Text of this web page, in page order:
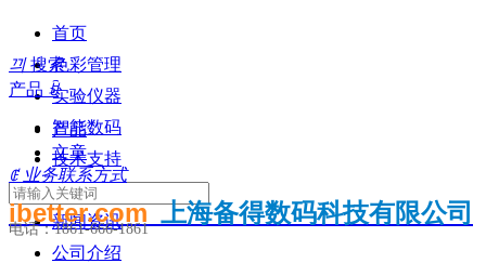
首页
色彩管理
实验仪器
智能数码
技术支持
知识分享
新闻资讯
公司介绍
끠 搜索
产品 ꀁ
产品
文章
ibetter.com 上海备得数码科技有限公司
ꂅ 业务联系方式
电话：1861-666-1861